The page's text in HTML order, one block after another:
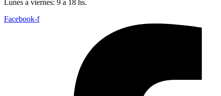
Lunes a viernes: 9 a 18 hs.
Facebook-f